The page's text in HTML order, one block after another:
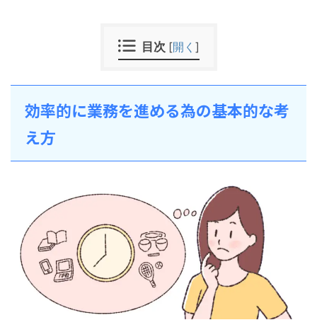
目次 [開く ]
効率的に業務を進める為の基本的な考
え方